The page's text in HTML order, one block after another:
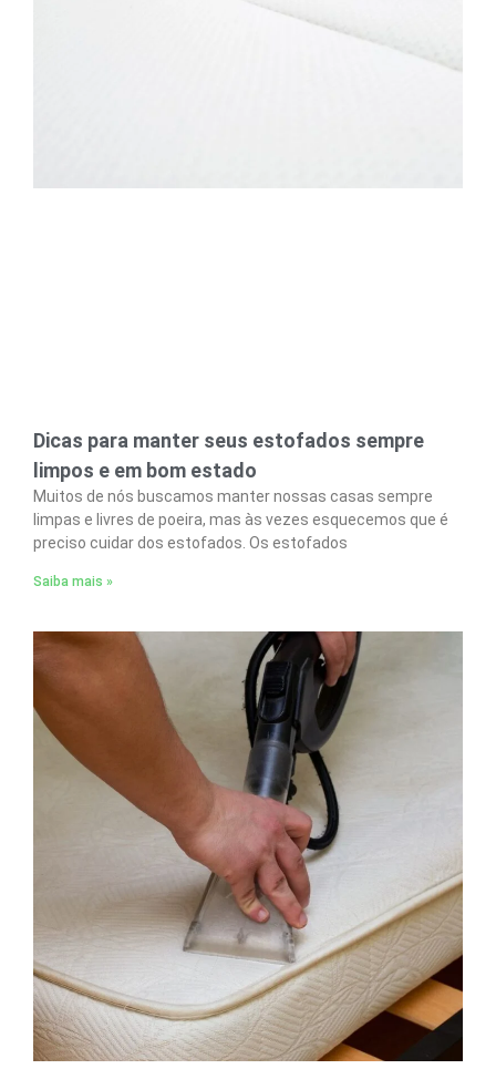
Dicas para manter seus estofados sempre
limpos e em bom estado
Muitos de nós buscamos manter nossas casas sempre
limpas e livres de poeira, mas às vezes esquecemos que é
preciso cuidar dos estofados. Os estofados
Saiba mais »